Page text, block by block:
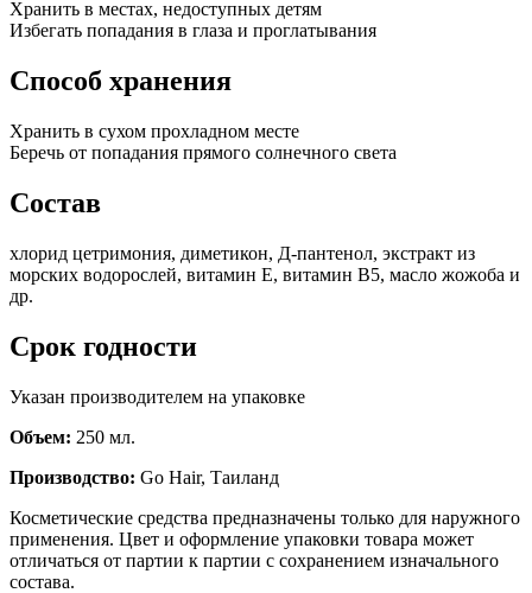
Хранить в местах, недоступных детям
Избегать попадания в глаза и проглатывания
Способ хранения
Хранить в сухом прохладном месте
Беречь от попадания прямого солнечного света
Состав
хлорид цетримония, диметикон, Д-пантенол, экстракт из
морских водорослей, витамин E, витамин B5, масло жожоба и
др.
Срок годности
Указан производителем на упаковке
Объем: 250 мл.
Производство: Go Hair, Таиланд
Косметические средства предназначены только для наружного
применения. Цвет и оформление упаковки товара может
отличаться от партии к партии с сохранением изначального
состава.